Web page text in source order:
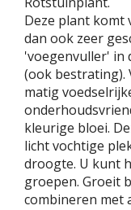
Deze plant komt
dan ook zeer
'voegenvuller' in
(ook bestrating).
matig
kleurige bloei.
licht vochtige
droogte. U kunt
groepen. Groeit
combineren met